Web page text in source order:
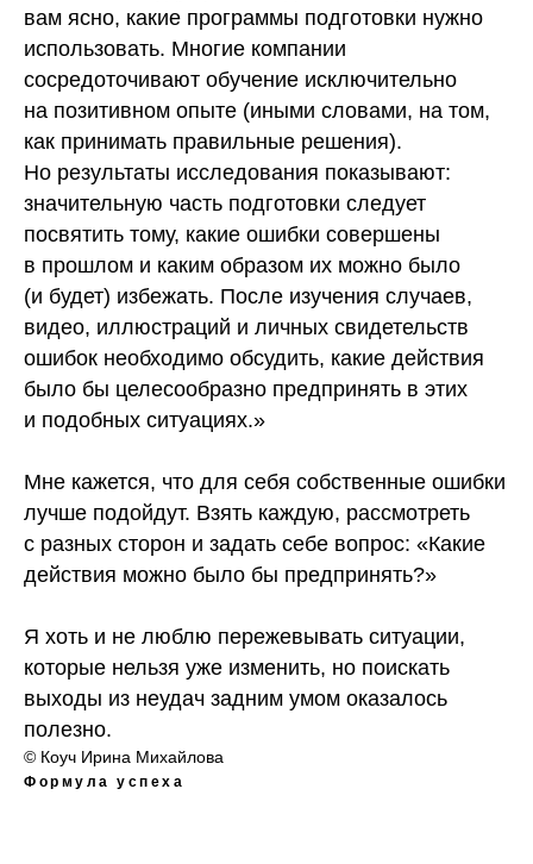
вам ясно, какие программы подготовки нужно
использовать. Многие компании
сосредоточивают обучение исключительно
на позитивном опыте (иными словами, на том,
как принимать правильные решения).
Но результаты исследования показывают:
значительную часть подготовки следует
посвятить тому, какие ошибки совершены
в прошлом и каким образом их можно было
(и будет) избежать. После изучения случаев,
видео, иллюстраций и личных свидетельств
ошибок необходимо обсудить, какие действия
было бы целесообразно предпринять в этих
и подобных ситуациях.»
Мне кажется, что для себя собственные ошибки
лучше подойдут. Взять каждую, рассмотреть
с разных сторон и задать себе вопрос: «Какие
действия можно было бы предпринять?»
Я хоть и не люблю пережевывать ситуации,
которые нельзя уже изменить, но поискать
выходы из неудач задним умом оказалось
полезно.
© Коуч Ирина Михайлова
Формула успеха